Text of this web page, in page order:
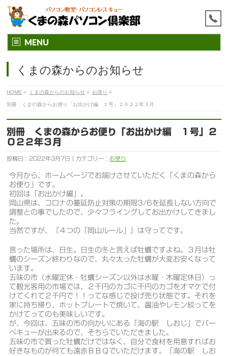
MENU
くまの森からのお知らせ
HOME » くまの森からのお知らせ » お便り »
別冊 くまの森からお便り「お出かけ編 １号」２０２２年３月
別冊 くまの森からお便り「お出かけ編 １号」２
０２２年３月
投稿日 : 2022年3月7日 | カテゴリー : お便り
今月から、ホームページでお届けさせていただく「くまの森から
お便り」です。
初回は「お出かけ編」。
岡山県は、コロナの蔓延防止対策の期限3/6を延長しない方向で
調整との事でしたので、少々フライングしてお出かけしてきまし
た。
当然ですが、『４つの「岡山ルール」』は守ってです。
言った場所は、日生。日生の冬と言えば牡蠣ですよね。３月は牡
蠣のシーズン終わりなので、丸々太った牡蠣が大変お安くなって
います。
五味の市（水曜定休・牡蠣シーズン以外は水曜・木曜定休日）っ
て観光客用の市場では、２千円のカゴに千円のカゴをオマケで付
けてくれて２千円で！！ってな感じで投げ売り状態です。それを
家に持ち帰り、ホットプレートで焼いて、醤油やレモン絞ってを
かけてってのも美味しいです。
が、今回は、五味の市の向かいにある「海の駅 しおじ」でバー
ベキューが出来るので、そちらでいただきました。
五味の市で買った牡蠣だけではなく、自分で食材を用意すればお
好きなものが何ても遠赤ＢＢＱでいただけます。「海の駅 しお